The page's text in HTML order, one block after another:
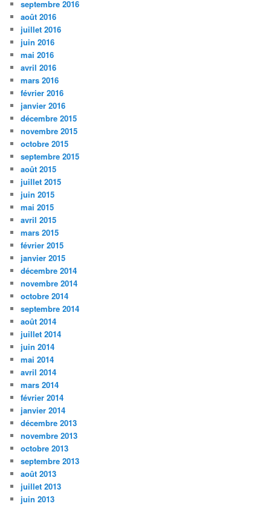
septembre 2016
août 2016
juillet 2016
juin 2016
mai 2016
avril 2016
mars 2016
février 2016
janvier 2016
décembre 2015
novembre 2015
octobre 2015
septembre 2015
août 2015
juillet 2015
juin 2015
mai 2015
avril 2015
mars 2015
février 2015
janvier 2015
décembre 2014
novembre 2014
octobre 2014
septembre 2014
août 2014
juillet 2014
juin 2014
mai 2014
avril 2014
mars 2014
février 2014
janvier 2014
décembre 2013
novembre 2013
octobre 2013
septembre 2013
août 2013
juillet 2013
juin 2013